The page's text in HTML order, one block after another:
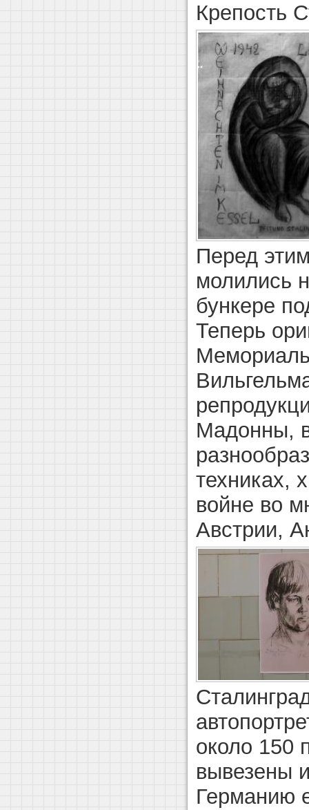
Крепость
Перед
молились
бункере
Теперь
Мадонны,
техниках,
войне во
Австрии,
около 150
вывезены
Германию